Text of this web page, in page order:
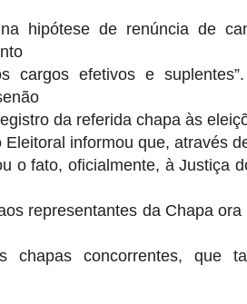
hipótese de renúncia de
cargos efetivos e
da referida chapa às
Eleitoral informou que, através
o fato, oficialmente, à Justiça
representantes da Chapa
chapas concorrentes, que